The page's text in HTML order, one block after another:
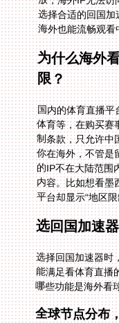
海外也能流畅观看
为什么海外
限？
国内的体育直播平
体育等，在购买赛
制条款，只允许中
你在海外，不管是
的IP不在大陆范围
内容。比如想看
平台却显示“地区
选回国加速
选择回国加速器时
能满足看体育直播
哪些功能是海外看
全球节点分布